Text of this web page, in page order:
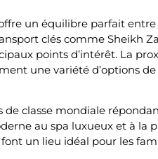
un équilibre parfait
clés comme Sheikh
points d’intérêt. La
une variété d’options
classe mondiale
au spa luxueux et à la
un lieu idéal pour les